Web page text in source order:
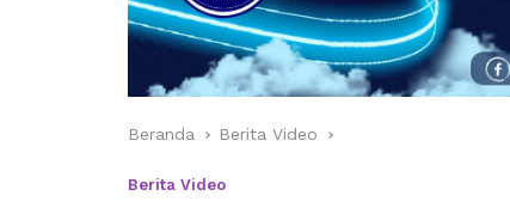
Beranda Berita Video
Berita Video